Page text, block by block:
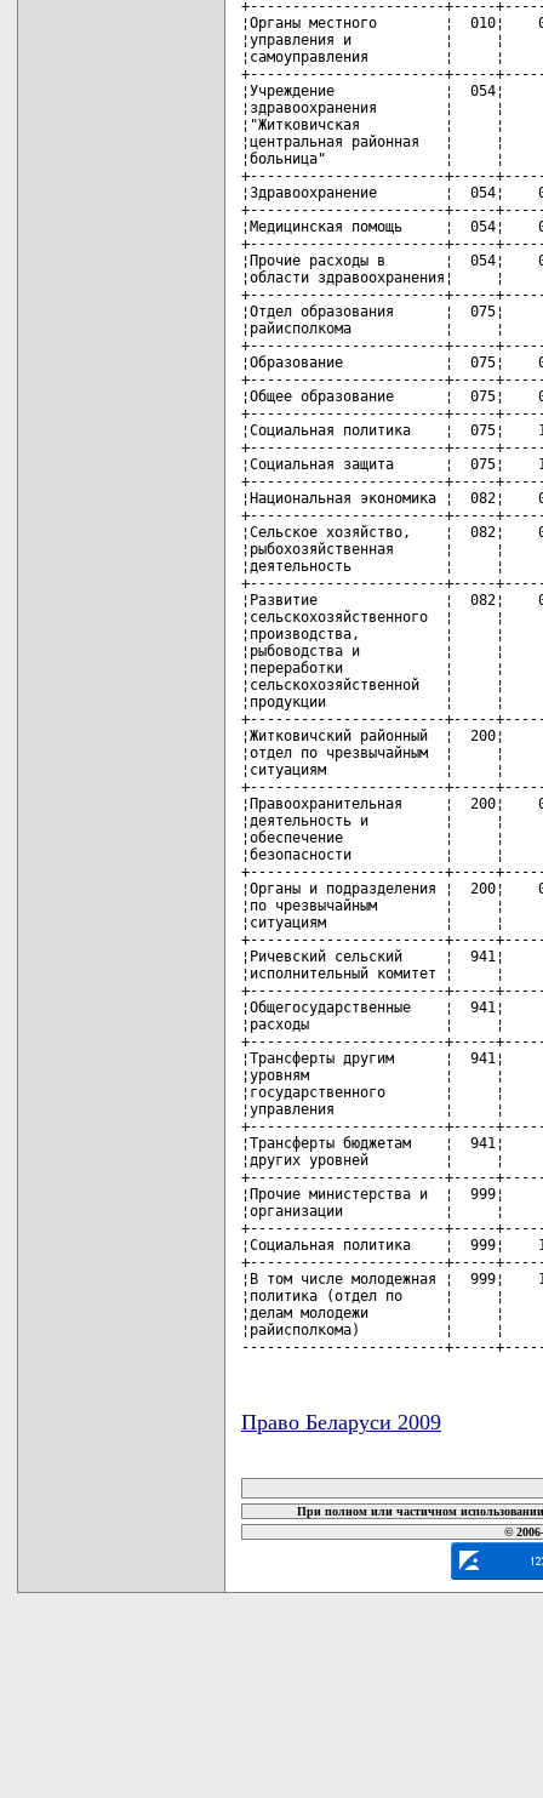
+-----------------------+-----
¦Органы местного        ¦  010¦
¦управления и           ¦
¦самоуправления         ¦
+-----------------------+-----
¦Учреждение             ¦
¦здравоохранения        ¦
¦"Житковичская          ¦
¦центральная районная   ¦
¦больница"              ¦
+-----------------------+-----
¦Здравоохранение        ¦
+-----------------------+-----
¦Медицинская помощь     ¦
+-----------------------+-----
¦Прочие расходы в       ¦  054¦
¦области
+-----------------------+-----
¦Отдел образования      ¦
¦райисполкома           ¦
+-----------------------+-----
¦Образование            ¦
+-----------------------+-----
¦Общее образование      ¦
+-----------------------+-----
¦Социальная политика    ¦
+-----------------------+-----
¦Социальная защита      ¦
+-----------------------+-----
¦Национальная экономика ¦
+-----------------------+-----
¦Сельское хозяйство,    ¦
¦рыбохозяйственная      ¦
¦деятельность           ¦
+-----------------------+-----
¦Развитие               ¦  082¦
¦сельскохозяйственного  ¦
¦производства,          ¦
¦рыбоводства и          ¦
¦переработки            ¦
¦сельскохозяйственной   ¦
¦продукции              ¦
+-----------------------+-----
¦Житковичский районный  ¦
¦отдел по чрезвычайным  ¦
¦ситуациям              ¦
+-----------------------+-----
¦Правоохранительная     ¦
¦деятельность и         ¦
¦обеспечение            ¦
¦безопасности           ¦
+-----------------------+-----
¦Органы и подразделения ¦
¦по чрезвычайным        ¦
¦ситуациям              ¦
+-----------------------+-----
¦Ричевский сельский     ¦
¦исполнительный комитет ¦
+-----------------------+-----
¦Общегосударственные    ¦
¦расходы                ¦     ¦
+-----------------------+-----
¦Трансферты другим      ¦
¦уровням                ¦     ¦
¦государственного       ¦
¦управления             ¦
+-----------------------+-----
¦Трансферты бюджетам    ¦
¦других уровней         ¦
+-----------------------+-----
¦Прочие министерства и  ¦
¦организации            ¦
+-----------------------+-----
¦Социальная политика    ¦
+-----------------------+-----
¦В том числе молодежная ¦
¦политика (отдел по     ¦
¦делам молодежи         ¦
¦райисполкома)          ¦
------------------------+-----
Право Беларуси 2009
При полном или частичном
©